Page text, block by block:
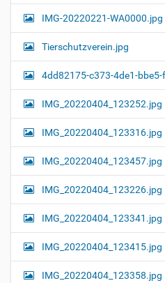
i
l
r
e
…
i
g
a
t
i
o
n
IMG-20220221-WA0000.jpg
Tierschutzverein.jpg
4dd82175-c373-4de1-
IMG_20220404_123252.jpg
IMG_20220404_123316.jpg
IMG_20220404_123457.jpg
IMG_20220404_123226.jpg
IMG_20220404_123341.jpg
IMG_20220404_123415.jpg
IMG_20220404_123358.jpg